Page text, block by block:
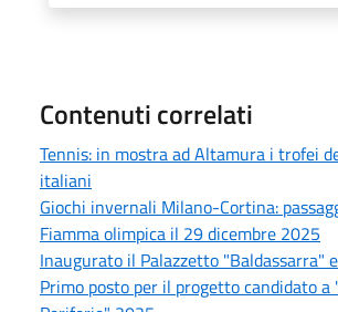
Contenuti correlati
Tennis: in mostra ad Altamura i trofei
italiani
Giochi invernali Milano-Cortina:
Fiamma olimpica il 29 dicembre 2025
Inaugurato il Palazzetto "Baldassarra"
Primo posto per il progetto candidato a